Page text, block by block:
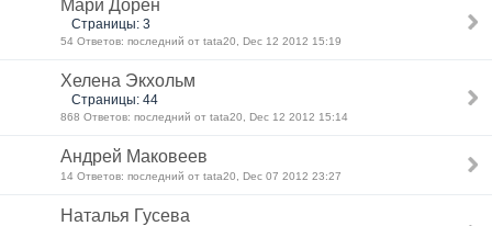
Мари Дорен
Страницы: 3
54 Ответов: последний от tata20, Dec 12 2012 15:19
Хелена Экхольм
Страницы: 44
868 Ответов: последний от tata20, Dec 12 2012 15:14
Андрей Маковеев
14 Ответов: последний от tata20, Dec 07 2012 23:27
Наталья Гусева